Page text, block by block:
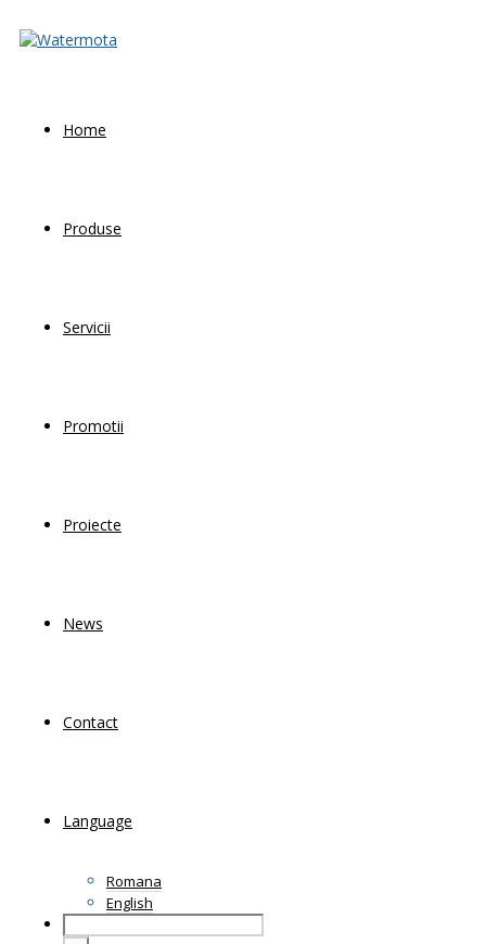
Home
Produse
Servicii
Promotii
Proiecte
News
Contact
Language
Romana
English